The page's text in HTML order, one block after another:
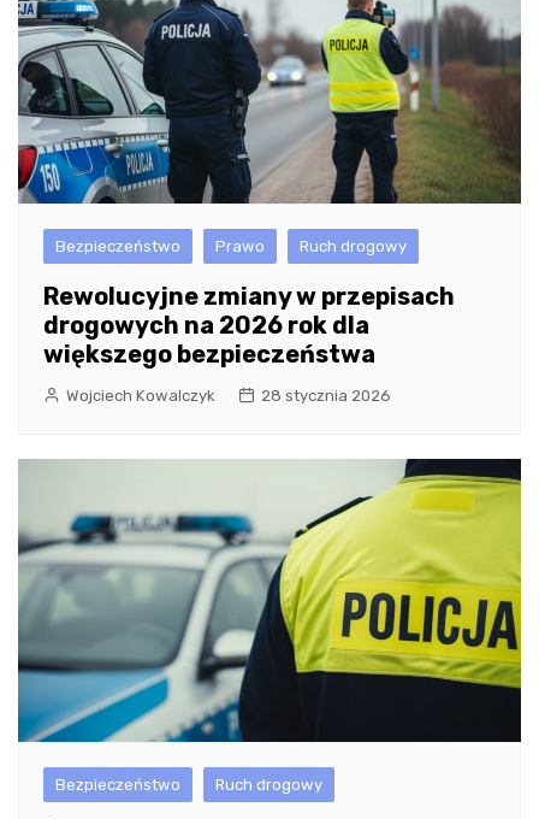
Bezpieczeństwo Prawo Ruch drogowy
Rewolucyjne zmiany w przepisach
drogowych na 2026 rok dla
większego bezpieczeństwa
Wojciech Kowalczyk 28 stycznia 2026
Bezpieczeństwo Ruch drogowy